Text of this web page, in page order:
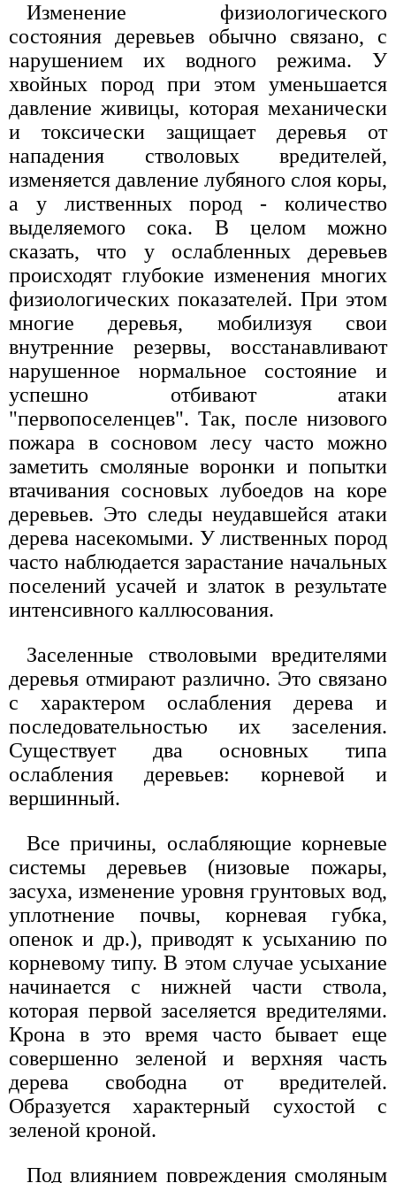
Изменение физиологического
состояния деревьев обычно связано, с
нарушением их водного режима. У
хвойных пород при этом уменьшается
давление живицы, которая механически
и токсически защищает деревья от
нападения стволовых вредителей,
изменяется давление лубяного слоя коры,
а у лиственных пород - количество
выделяемого сока. В целом можно
сказать, что у ослабленных деревьев
происходят глубокие изменения многих
физиологических показателей. При этом
многие деревья, мобилизуя свои
внутренние резервы, восстанавливают
нарушенное нормальное состояние и
успешно отбивают атаки
"первопоселенцев". Так, после низового
пожара в сосновом лесу часто можно
заметить смоляные воронки и попытки
втачивания сосновых лубоедов на коре
деревьев. Это следы неудавшейся атаки
дерева насекомыми. У лиственных пород
часто наблюдается зарастание начальных
поселений усачей и златок в результате
интенсивного каллюсования.
Заселенные стволовыми вредителями
деревья отмирают различно. Это связано
с характером ослабления дерева и
последовательностью их заселения.
Существует два основных типа
ослабления деревьев: корневой и
вершинный.
Все причины, ослабляющие корневые
системы деревьев (низовые пожары,
засуха, изменение уровня грунтовых вод,
уплотнение почвы, корневая губка,
опенок и др.), приводят к усыханию по
корневому типу. В этом случае усыхание
начинается с нижней части ствола,
которая первой заселяется вредителями.
Крона в это время часто бывает еще
совершенно зеленой и верхняя часть
дерева свободна от вредителей.
Образуется характерный сухостой с
зеленой кроной.
Под влиянием повреждения смоляным